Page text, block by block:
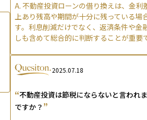
A. 不動産投資ローンの借り換えは、金利
上あり残高や期間が十分に残っている場
す。利息削減だけでなく、返済条件や金
しも含めて総合的に判断することが重要
2025.07.18
“不動産投資は節税にならないと言われ
ですか？ ”